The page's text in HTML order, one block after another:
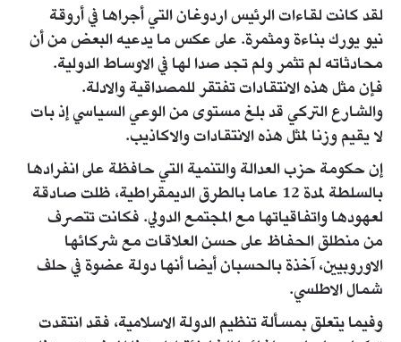
لقد كانت لقاءات الرئيس اردوغان التي أجراها في أروقة
نيو يورك بناءة ومثمرة. على عكس ما يدعيه البعض من أن
محادثاته لم تثمر ولم تجد صدا لها في الاوساط الدولية.
فإن مثل هذه الانتقادات تفتقر للمصداقية والادلة.
والشارع التركي قد بلغ مستوى من الوعي السياسي إذ بات
لا يقيم وزنا لمثل هذه الانتقادات والاكاذيب.
إن حكومة حزب العدالة والتنمية التي حافظة على انفرادها
بالسلطة لمدة 12 عاما بالطرق الديمقراطية، ظلت صادقة
لعهودها واتفاقياتها مع المجتمع الدولي. فكانت تتصرف
من منطلق الحفاظ على حسن العلاقات مع شركائها
الاوروبيين، آخذة بالحسبان أيضا أنها دولة عضوة في حلف
شمال الاطلسي.
وفيما يتعلق بمسألة تنظيم الدولة الاسلامية، فقد انتقدت